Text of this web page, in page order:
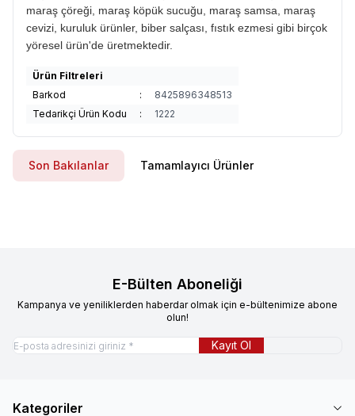
maraş çöreği, maraş köpük sucuğu, maraş samsa, maraş
cevizi, kuruluk ürünler, biber salçası, fıstık ezmesi gibi birçok
yöresel ürün'de üretmektedir.
Ürün Filtreleri
Barkod
:
8425896348513
Tedarikçi Ürün Kodu
: 1222
Son Bakılanlar Tamamlayıcı Ürünler
E-Bülten Aboneliği
Kampanya ve yeniliklerden haberdar olmak için e-bültenimize abone
olun!
Kayıt Ol
Kategoriler